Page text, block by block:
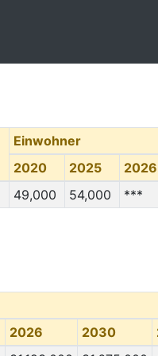
Einwohner
2020
2025 2026
49,000 54,000 ***
2026 2030